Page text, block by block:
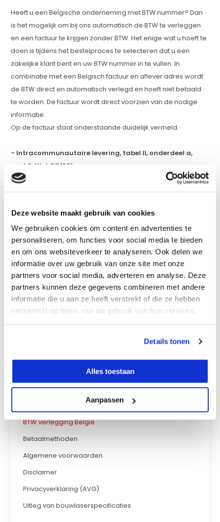
Deze website maakt gebruik van cookies
We gebruiken cookies om content en advertenties te
personaliseren, om functies voor social media te bieden
en om ons websiteverkeer te analyseren. Ook delen we
informatie over uw gebruik van onze site met onze
partners voor social media, adverteren en analyse. Deze
partners kunnen deze gegevens combineren met andere
informatie die u aan ze heeft verstrekt of die ze hebben
verzameld op basis van uw gebruik van hun services.
Details tonen
Alles toestaan
Aanpassen
Klantenservice
Contactgegevens
Service & Kalibratie
Service & Reparatie
BTW verlegging België
Betaalmethoden
Algemene voorwaarden
Disclaimer
Privacyverklaring (AVG)
Uitleg van bouwlaserspecificaties
Heeft u een Belgische onderneming met BTW nummer? Dan
is het mogelijk om bij ons automatisch de BTW te verleggen
en een factuur te krijgen zonder BTW. Het enige wat u hoeft te
doen is tijdens het bestelproces te selecteren dat u een
zakelijke klant bent en uw BTW nummer in te vullen. In
combinatie met een Belgisch factuur en aflever adres wordt
de BTW direct en automatisch verlegd en hoeft niet betaald
te worden. De factuur wordt direct voorzien van de nodige
informatie.
Op de factuur staat onderstaande duidelijk vermeld.
- Intracommunautaire levering, tabel II, onderdeel a,
post 6, Wet OB '68' -
Na ontvangst van de betaling zal de bestelling dan ook direct
verwerkt worden.